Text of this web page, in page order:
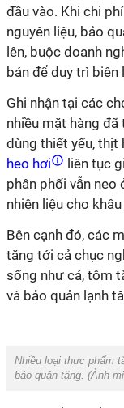
đầu vào. Khi chi
nguyên liệu, bảo
lên, buộc doanh
bán để duy trì biên
Ghi nhận tại các
nhiều mặt hàng
dùng thiết yếu, thịt
heo hơi
liên tục
phân phối vẫn
nhiên liệu cho
Bên cạnh đó, các
tăng tới cả chục
sống như cá, tôm
và bảo quản lạnh
Nhiều loại thực phẩm
bảo quản tăng. (Ảnh